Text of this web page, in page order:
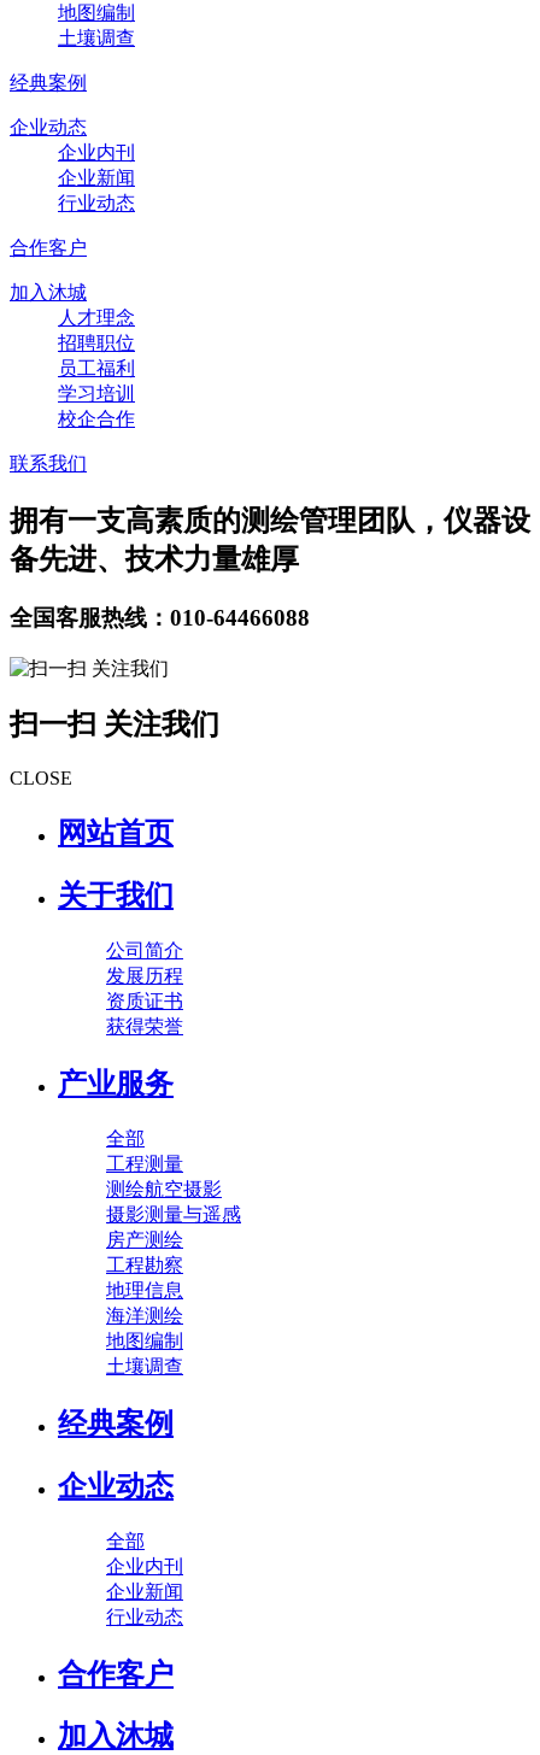
地图编制
土壤调查
经典案例
企业动态
企业内刊
企业新闻
行业动态
合作客户
加入沐城
人才理念
招聘职位
员工福利
学习培训
校企合作
联系我们
拥有一支高素质的测绘管理团队，仪器设
备先进、技术力量雄厚
全国客服热线：010-64466088
扫一扫 关注我们
CLOSE
网站首页
关于我们
公司简介
发展历程
资质证书
获得荣誉
产业服务
全部
工程测量
测绘航空摄影
摄影测量与遥感
房产测绘
工程勘察
地理信息
海洋测绘
地图编制
土壤调查
经典案例
企业动态
全部
企业内刊
企业新闻
行业动态
合作客户
加入沐城